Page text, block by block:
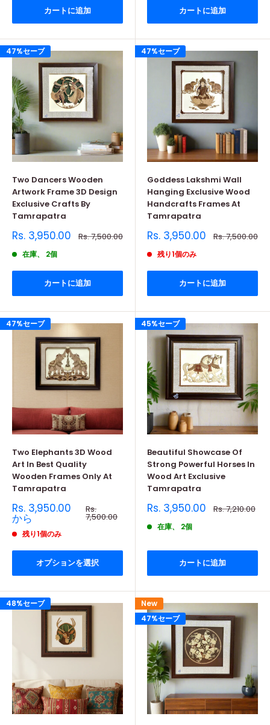
カートに追加 カートに追加
47%セーブ
Two Dancers Wooden
Artwork Frame 3D Design
Exclusive Crafts By
Tamrapatra
販
価
Rs. 3,950.00 通
Rs. 7,500.00
在庫、 2個
カートに追加
47%セーブ
Goddess Lakshmi Wall
Hanging Exclusive Wood
Handcrafts Frames At
Tamrapatra
販
価
Rs. 3,950.00 通
Rs. 7,500.00
残り1個のみ
カートに追加
47%セーブ
Two Elephants 3D Wood
Art In Best Quality
Wooden Frames Only At
Tamrapatra
販
売
価
格
Rs. 3,950.00
から
通
常
価
Rs.
7,500.00
残り1個のみ
オプションを選択
45%セーブ
Beautiful Showcase Of
Strong Powerful Horses In
Wood Art Exclusive
Tamrapatra
販
価
Rs. 3,950.00 通
Rs. 7,210.00
在庫、 2個
カートに追加
48%セーブ
New
47%セーブ